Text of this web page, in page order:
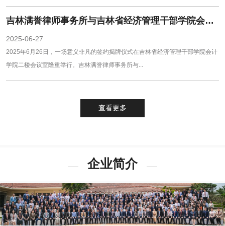
吉林满誉律师事务所与吉林省经济管理干部学院会计学院开启校企合作新篇章
2025-06-27
2025年6月26日，一场意义非凡的签约揭牌仪式在吉林省经济管理干部学院会计
学院二楼会议室隆重举行。吉林满誉律师事务所与...
查看更多
企业简介